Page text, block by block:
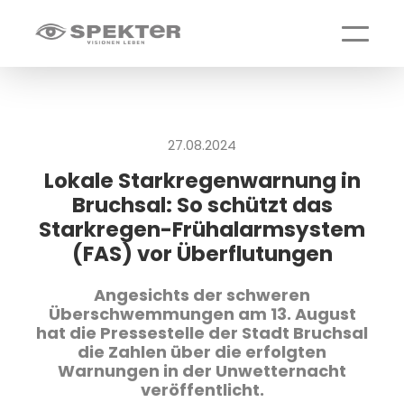
Menü
27.08.2024
Lokale Starkregenwarnung in
Bruchsal: So schützt das
Starkregen-Frühalarmsystem
(FAS) vor Überflutungen
Angesichts der schweren
Überschwemmungen am 13. August
hat die Pressestelle der Stadt Bruchsal
die Zahlen über die erfolgten
Warnungen in der Unwetternacht
veröffentlicht.